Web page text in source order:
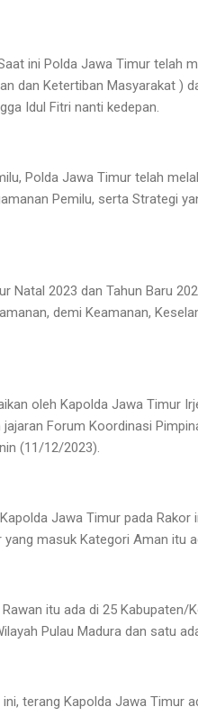
ini Polda Jawa Timur telah
dan Ketertiban Masyarakat )
Idul Fitri nanti kedepan.
Polda Jawa Timur telah
Pemilu, serta Strategi
Natal 2023 dan Tahun Baru
demi Keamanan,
oleh Kapolda Jawa Timur
Forum Koordinasi
(11/12/2023).
Jawa Timur pada
masuk Kategori Aman itu
itu ada di 25 Kabupaten/
Pulau Madura dan satu
terang Kapolda Jawa Timur